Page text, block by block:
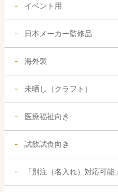
イベント用
日本メーカー監修品
海外製
未晒し（クラフト）
医療福祉向き
試飲試食向き
「別注（名入れ）対応可能」